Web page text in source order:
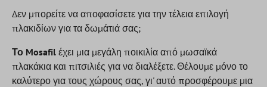
Δεν μπορείτε να αποφασίσετε για την τέλεια επιλογή
πλακιδίων για τα δωμάτιά σας;
Το Mosafil έχει μια μεγάλη ποικιλία από μωσαϊκά
πλακάκια και πιτσιλιές για να διαλέξετε. Θέλουμε μόνο το
καλύτερο για τους χώρους σας, γι' αυτό προσφέρουμε μια